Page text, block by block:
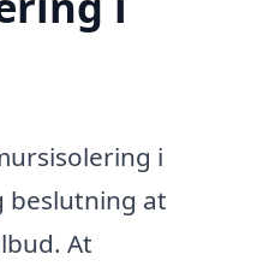
i
beslutning at
At